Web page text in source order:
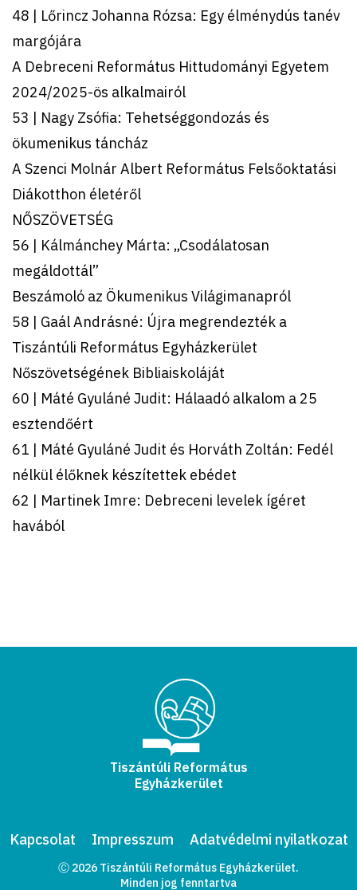
48 | Lőrincz Johanna Rózsa: Egy élménydús tanév
margójára
A Debreceni Református Hittudományi Egyetem
2024/2025-ös alkalmairól
53 | Nagy Zsófia: Tehetséggondozás és
ökumenikus táncház
A Szenci Molnár Albert Református Felsőoktatási
Diákotthon életéről
NŐSZÖVETSÉG
56 | Kálmánchey Márta: „Csodálatosan
megáldottál”
Beszámoló az Ökumenikus Világimanapról
58 | Gaál Andrásné: Újra megrendezték a
Tiszántúli Református Egyházkerület
Nőszövetségének Bibliaiskoláját
60 | Máté Gyuláné Judit: Hálaadó alkalom a 25
esztendőért
61 | Máté Gyuláné Judit és Horváth Zoltán: Fedél
nélkül élőknek készítettek ebédet
62 | Martinek Imre: Debreceni levelek ígéret
havából
Tiszántúli Református
Egyházkerület
Kapcsolat Impresszum Adatvédelmi nyilatkozat
Ⓒ 2026 Tiszántúli Református Egyházkerület.
Minden jog fenntartva